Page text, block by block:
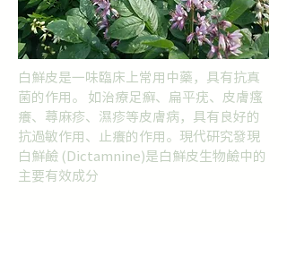
白鮮皮是一味臨床上常用中藥，具有抗真
菌的作用。 如治療足癬、扁平疣、皮膚瘙
癢、蕁麻疹、濕疹等皮膚病，具有良好的
抗過敏作用、止癢的作用。現代研究發現
白鮮鹼 (Dictamnine)是白鮮皮生物鹼中的
主要有效成分